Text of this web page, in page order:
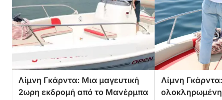
Λίμνη Γκάρντα: Μια μαγευτική
2ωρη εκδρομή από το Μανέρμπα
Λίμνη